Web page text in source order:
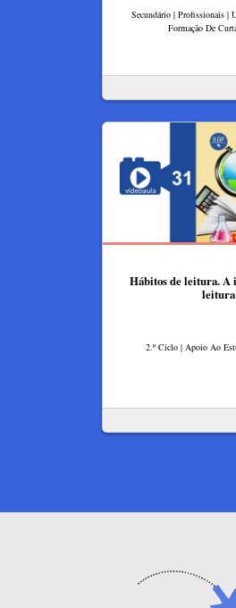
Secundário | Profissionais |
Formação De
Hábitos de leitura. A
leitura
2.º Ciclo | Apoio Ao